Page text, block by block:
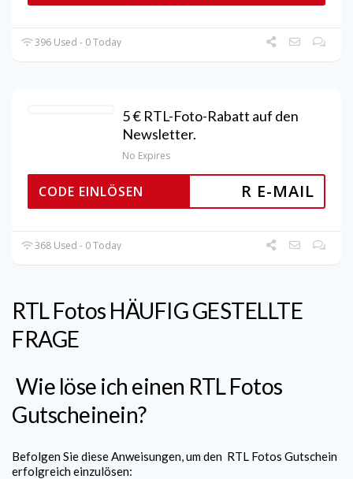
396 Used - 0 Today
5 € RTL-Foto-Rabatt auf den
Newsletter.
No Expires
R E-MAIL
CODE EINLÖSEN
368 Used - 0 Today
RTL Fotos HÄUFIGGESTELLTE
FRAGE
Wie löse ich einen RTL Fotos
Gutscheinein?
Befolgen Sie diese Anweisungen, um den RTL Fotos Gutschein
erfolgreich einzulösen: